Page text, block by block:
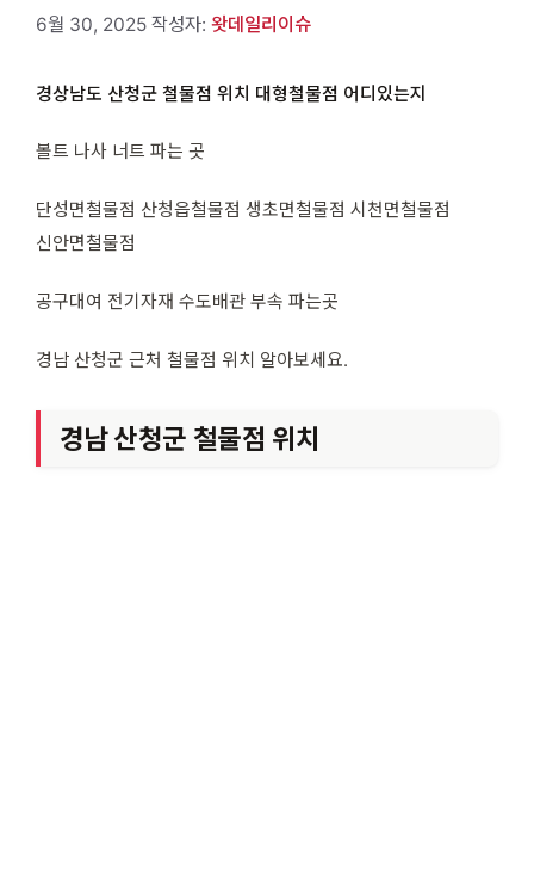
6월 30, 2025 작성자: 왓데일리이슈
경상남도 산청군 철물점 위치 대형철물점 어디있는지
볼트 나사 너트 파는 곳
단성면철물점 산청읍철물점 생초면철물점 시천면철물점
신안면철물점
공구대여 전기자재 수도배관 부속 파는곳
경남 산청군 근처 철물점 위치 알아보세요.
경남 산청군 철물점 위치